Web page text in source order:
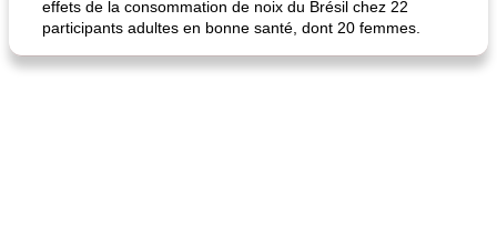
effets de la consommation de noix du Brésil chez 22
participants adultes en bonne santé, dont 20 femmes.